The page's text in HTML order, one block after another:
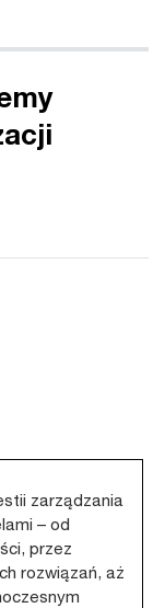
zarządzania
– od
przez
rozwiązań, aż